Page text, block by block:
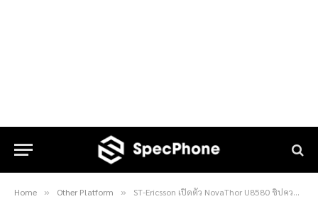
Home » Other Platform » ST-Ericsson เปิดตัว NovaThor U8580 ชิปควอดคอร์เร็ว 2.5 GHz กินไฟต่ำกว่าเดิม 50%